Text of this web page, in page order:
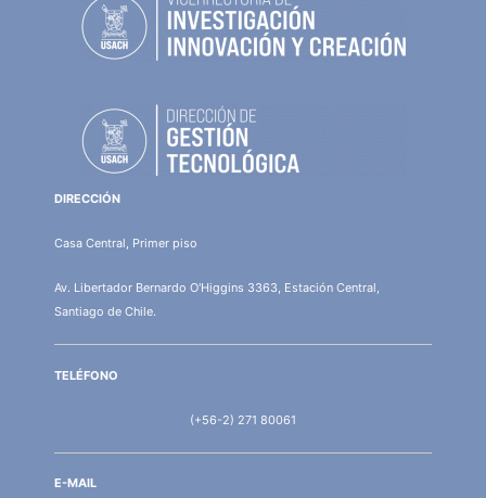
DIRECCIÓN
Casa Central, Primer piso
Av. Libertador Bernardo O'Higgins 3363, Estación Central,
Santiago de Chile.
TELÉFONO
(+56-2) 271 80061
E-MAIL